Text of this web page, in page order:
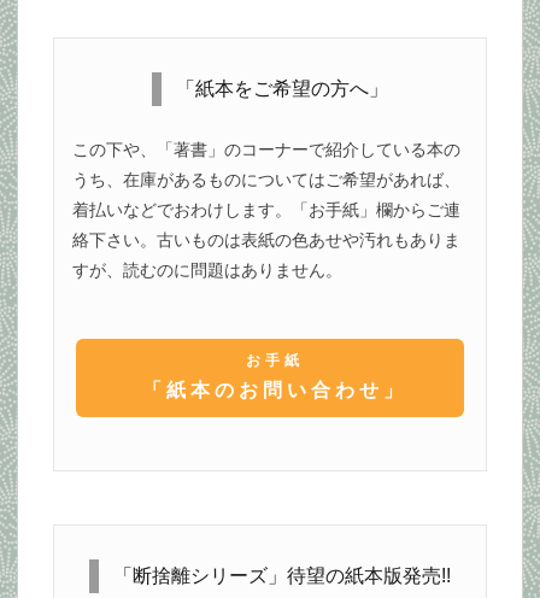
「紙本をご希望の方へ」
この下や、「著書」のコーナーで紹介している本の
うち、在庫があるものについてはご希望があれば、
着払いなどでおわけします。「お手紙」欄からご連
絡下さい。古いものは表紙の色あせや汚れもありま
すが、読むのに問題はありません。
お手紙
「紙本のお問い合わせ」
「断捨離シリーズ」待望の紙本版発売!!